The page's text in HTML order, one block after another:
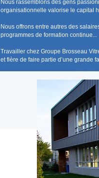
Nous rassemblons des gens
organisationnelle valorise le capital
Nous offrons entre autres des
programmes de formation continue...
Travailler chez Groupe Brosseau
et fière de faire partie d’une grande